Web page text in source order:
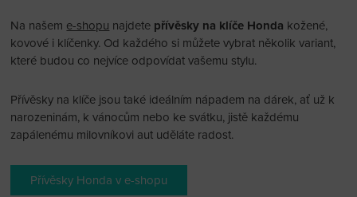
Na našem e-shopu najdete přívěsky na klíče Honda kožené,
kovové i klíčenky. Od každého si můžete vybrat několik variant,
které budou co nejvíce odpovídat vašemu stylu.
Přívěsky na klíče jsou také ideálním nápadem na dárek, ať už k
narozeninám, k vánocům nebo ke svátku, jistě každému
zapálenému milovníkovi aut uděláte radost.
Přívěsky Honda v e-shopu